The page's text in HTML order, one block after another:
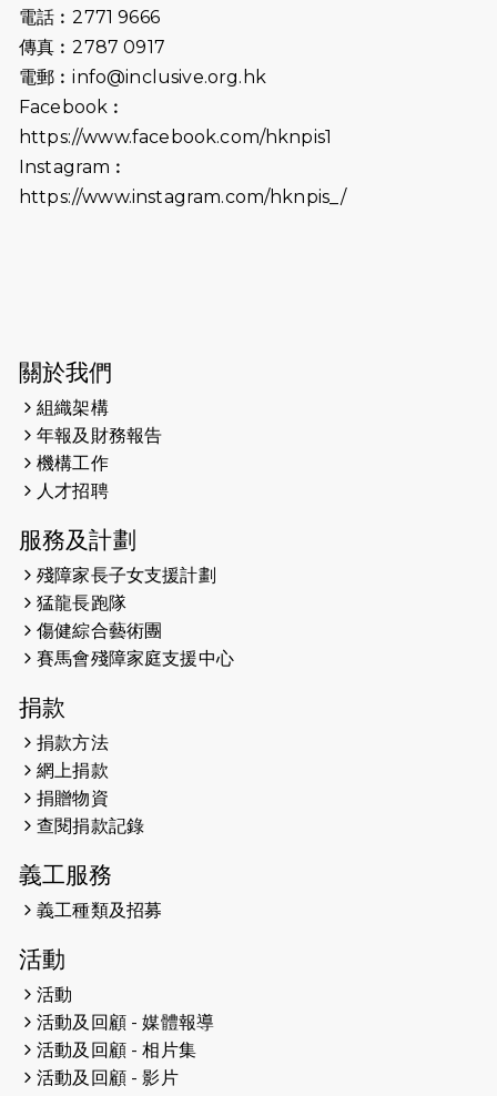
2025-06-15
會及愛。匯聚商龍會支持！
2025-06-09
《猛龍傳之誰怕誰》電影欣賞 - 感謝
生，GBS，JP出席
2025-06-06
《為你喝采陳百強歌迷會》慷慨贊助
38張門票欣賞香港中樂團 X 陳百強 —
2025-03-21
2025-02-20
2025-02-06
2025-02-05
馬拉松與猛龍國際共融大使Lukas
2024-12-31
2024-12-10
2024-11-17
2024-10-30
連續第七年獲得 #香港中小型企業總
商會「#友商有良」嘉許計劃的嘉許
電話︰2771 9666
傳真︰2787 0917
電郵︰info@inclusive.org.hk
Facebook︰
https://www.facebook.com/hknpis1
Instagram︰
https://www.instagram.com/hknpis_/
關於我們
組織架構
年報及財務報告
機構工作
人才招聘
服務及計劃
殘障家長子女支援計劃
猛龍長跑隊
傷健綜合藝術團
賽馬會殘障家庭支援中心
捐款
捐款方法
網上捐款
捐贈物資
查閱捐款記錄
義工服務
義工種類及招募
活動
活動
活動及回顧 - 媒體報導
活動及回顧 - 相片集
活動及回顧 - 影片